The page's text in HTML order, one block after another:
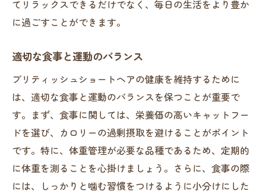
てリラックスできるだけでなく、毎日の生活をより豊か
に過ごすことができます。
適切な食事と運動のバランス
ブリティッシュショートヘアの健康を維持するために
は、適切な食事と運動のバランスを保つことが重要で
す。まず、食事に関しては、栄養価の高いキャットフー
ドを選び、カロリーの過剰摂取を避けることがポイント
です。特に、体重管理が必要な品種であるため、定期的
に体重を測ることを心掛けましょう。さらに、食事の際
には、しっかりと噛む習慣をつけるように小分けにした